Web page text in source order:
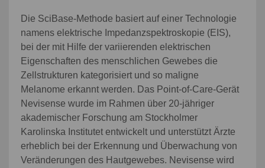
Die SciBase-Methode basiert auf einer Technologie
namens elektrische Impedanzspektroskopie (EIS),
bei der mit Hilfe der variierenden elektrischen
Eigenschaften des menschlichen Gewebes die
Zellstrukturen kategorisiert und so maligne
Melanome erkannt werden. Das Point-of-Care-Gerät
Nevisense wurde im Rahmen über 20-jähriger
akademischer Forschung am Stockholmer
Karolinska Institutet entwickelt und unterstützt Ärzte
erheblich bei der Erkennung und Überwachung von
Veränderungen des Hautgewebes. Nevisense wird